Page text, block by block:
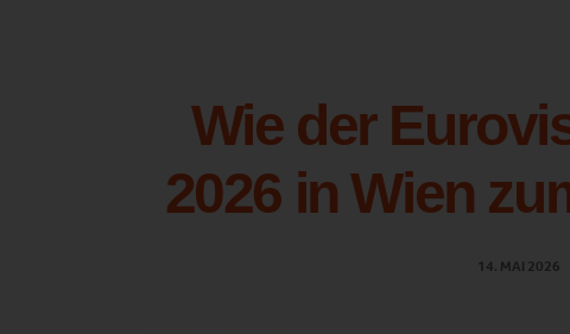
Wie der
2026 in Wien
14. MAI 2026